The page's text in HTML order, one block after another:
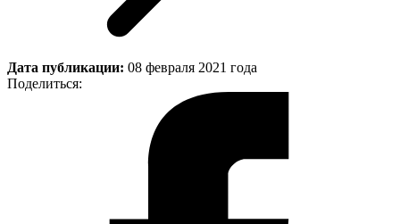
Дата публикации: 08 февраля 2021 года
Поделиться: